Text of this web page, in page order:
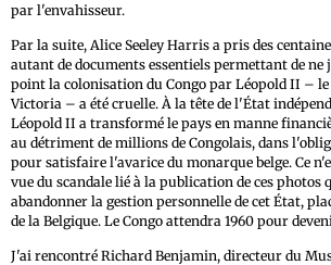
par l'envahisseur.
Par la suite, Alice Seeley Harris a pris des
autant de documents essentiels permettant de ne
point la colonisation du Congo par Léopold II – le
Victoria – a été cruelle. À la tête de l'État
Léopold II a transformé le pays en manne
au détriment de millions de Congolais, dans
pour satisfaire l'avarice du monarque belge. Ce
vue du scandale lié à la publication de ces photos
abandonner la gestion personnelle de cet État,
de la Belgique. Le Congo attendra 1960 pour
J'ai rencontré Richard Benjamin, directeur du